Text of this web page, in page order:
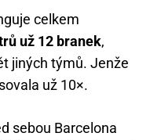
celkem
už 12 branek,
jiných týmů. Jenže
už 10×.
sebou Barcelona